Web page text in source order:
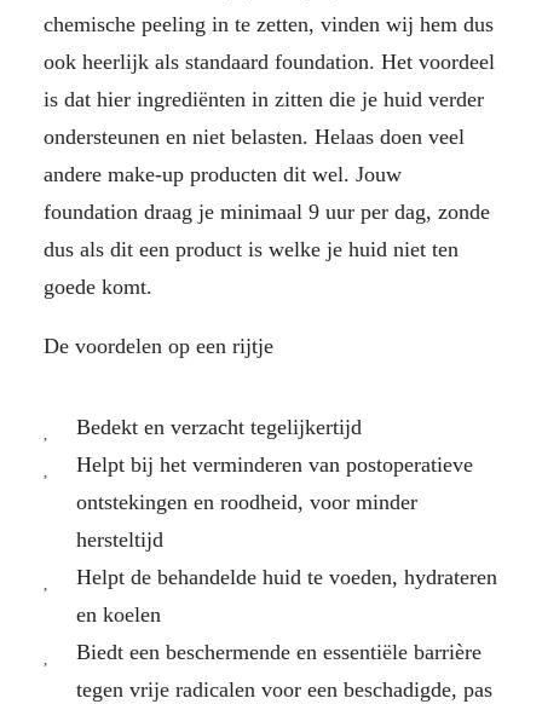
chemische peeling in te zetten, vinden wij hem dus
ook heerlijk als standaard foundation. Het voordeel
is dat hier ingrediënten in zitten die je huid verder
ondersteunen en niet belasten. Helaas doen veel
andere make-up producten dit wel. Jouw
foundation draag je minimaal 9 uur per dag, zonde
dus als dit een product is welke je huid niet ten
goede komt.
De voordelen op een rijtje
Bedekt en verzacht tegelijkertijd
Helpt bij het verminderen van postoperatieve
ontstekingen en roodheid, voor minder
hersteltijd
Helpt de behandelde huid te voeden, hydrateren
en koelen
Biedt een beschermende en essentiële barrière
tegen vrije radicalen voor een beschadigde, pas